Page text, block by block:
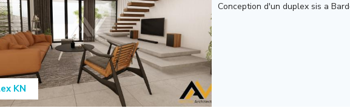
KN
Conception d'un duplex sis a